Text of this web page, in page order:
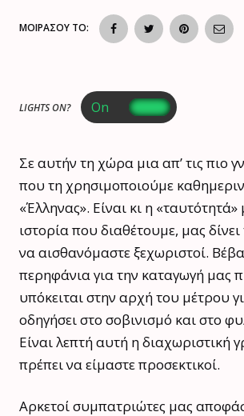
ΜΟΙΡΑΣΟΥ ΤΟ:
LIGHTS ON?
Σε αυτήν τη χώρα μια απ’ τις πιο
που τη χρησιμοποιούμε
«Έλληνας». Είναι κι η
ιστορία που διαθέτουμε, μας
να αισθανόμαστε ξεχωριστοί.
περηφάνια για την καταγωγή μας
υπόκειται στην αρχή του μέτρου
οδηγήσει στο σοβινισμό και στο
Είναι λεπτή αυτή η διαχωριστική
πρέπει να είμαστε προσεκτικοί.
Αρκετοί συμπατριώτες μας